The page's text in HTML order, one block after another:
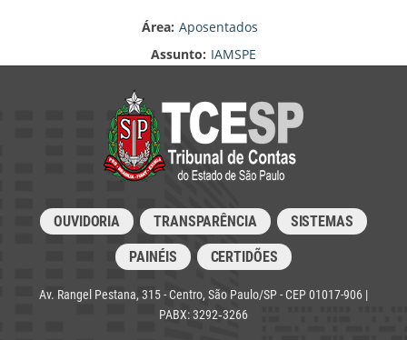
Área: Aposentados
Assunto: IAMSPE
OUVIDORIA TRANSPARÊNCIA SISTEMAS
PAINÉIS CERTIDÕES
Av. Rangel Pestana, 315 - Centro, São Paulo/SP - CEP 01017-906 |
PABX: 3292‑3266